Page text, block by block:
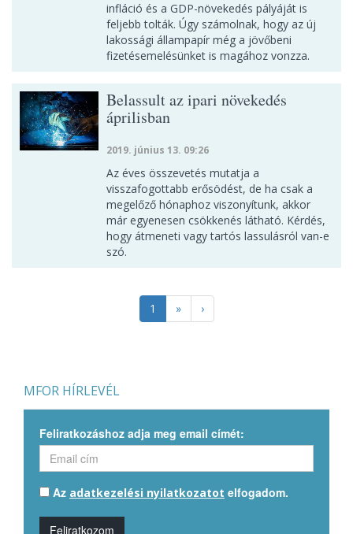
infláció és a GDP-növekedés pályáját is
feljebb tolták. Úgy számolnak, hogy az új
lakossági állampapír még a jövőbeni
fizetésemelésünket is magához vonzza.
Belassult az ipari növekedés
áprilisban
2019. június 13. 09:26
Az éves összevetés mutatja a
visszafogottabb erősödést, de ha csak a
megelőző hónaphoz viszonyítunk, akkor
már egyenesen csökkenés látható. Kérdés,
hogy átmeneti vagy tartós lassulásról van-e
szó.
1 » ›
MFOR HÍRLEVÉL
Feliratkozáshoz adja meg email címét:
Az adatkezelési nyilatkozatot elfogadom.
Feliratkozom